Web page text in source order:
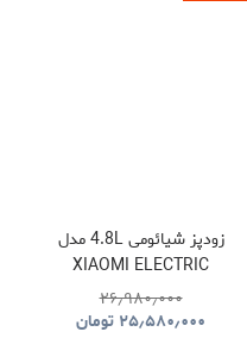
زودپز شیائومی 4.8L مدل
XIAOMI ELECTRIC
PRESSURE COOKER
۲۶٫۹۸۰٫۰۰۰
۲۵٫۵۸۰٫۰۰۰ تومان